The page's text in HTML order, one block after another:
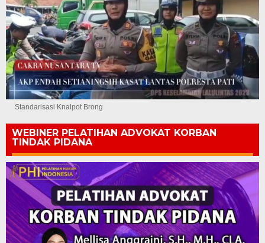
Standarisasi Knalpot Brong
WEBINER PELATIHAN ADVOKAT KORBAN
TINDAK PIDANA